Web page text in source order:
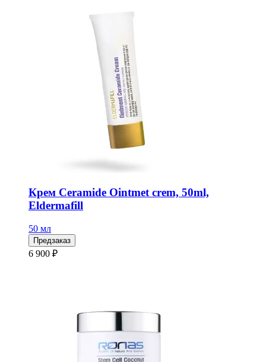
Крем Ceramide Ointmet crem, 50ml,
Eldermafill
50 мл
Предзаказ
6 900 ₽